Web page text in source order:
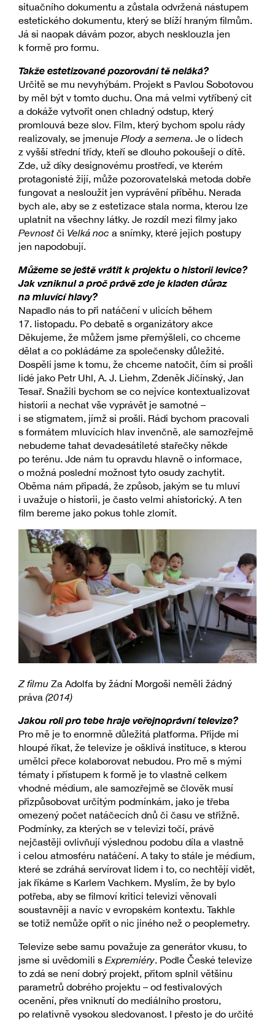
situačního dokumentu a zůstala odvržená nástupem
estetického dokumentu, který se blíží hraným filmům.
Já si naopak dávám pozor, abych nesklouzla jen
k formě pro formu.
Takže estetizované pozorování tě neláká?
Určitě se mu nevyhýbám. Projekt s Pavlou Sobotovou
by měl být v tomto duchu. Ona má velmi vytříbený cit
a dokáže vytvořit onen chladný odstup, který
promlouvá beze slov. Film, který bychom spolu rády
realizovaly, se jmenuje Plody a semena. Je o lidech
z vyšší střední třídy, kteří se dlouho pokoušejí o dítě.
Zde, už díky designovému prostředí, ve kterém
protagonisté žijí, může pozorovatelská metoda dobře
fungovat a nesloužit jen vyprávění příběhu. Nerada
bych ale, aby se z estetizace stala norma, kterou lze
uplatnit na všechny látky. Je rozdíl mezi filmy jako
Pevnost či Velká noc a snímky, které jejich postupy
jen napodobují.
Můžeme se ještě vrátit k projektu o historii levice?
Jak vzniknul a proč právě zde je kladen důraz
na mluvící hlavy?
Napadlo nás to při natáčení v ulicích během
17. listopadu. Po debatě s organizátory akce
Děkujeme, že můžem jsme přemýšleli, co chceme
dělat a co pokládáme za společensky důležité.
Dospěli jsme k tomu, že chceme natočit, čím si prošli
lidé jako Petr Uhl, A. J. Liehm, Zdeněk Jičínský, Jan
Tesař. Snažili bychom se co nejvíce kontextualizovat
historii a nechat vše vyprávět je samotné –
i se stigmatem, jímž si prošli. Rádi bychom pracovali
s formátem mluvících hlav invenčně, ale samozřejmě
nebudeme tahat devadesátileté stařečky někde
po terénu. Jde nám tu opravdu hlavně o informace,
o možná poslední možnost tyto osudy zachytit.
Oběma nám připadá, že způsob, jakým se tu mluví
i uvažuje o historii, je často velmi ahistorický. A ten
film bereme jako pokus tohle zlomit.
Z filmu Za Adolfa by žádní Morgoši neměli žádný
práva (2014)
Jakou roli pro tebe hraje veřejnoprávní televize?
Pro mě je to enormně důležitá platforma. Přijde mi
hloupé říkat, že televize je ošklivá instituce, s kterou
umělci přece kolaborovat nebudou. Pro mě s mými
tématy i přístupem k formě je to vlastně celkem
vhodné médium, ale samozřejmě se člověk musí
přizpůsobovat určitým podmínkám, jako je třeba
omezený počet natáčecích dnů či času ve střižně.
Podmínky, za kterých se v televizi točí, právě
nejčastěji ovlivňují výslednou podobu díla a vlastně
i celou atmosféru natáčení. A taky to stále je médium,
které se zdráhá servírovat lidem i to, co nechtějí vidět,
jak říkáme s Karlem Vachkem. Myslím, že by bylo
potřeba, aby se filmoví kritici televizi věnovali
soustavněji a navíc v evropském kontextu. Takhle
se totiž nemůže opřít o nic jiného než o peoplemetry.
Televize sebe samu považuje za generátor vkusu, to
jsme si uvědomili s Expremiéry. Podle České televize
to zdá se není dobrý projekt, přitom splnil většinu
parametrů dobrého projektu – od festivalových
ocenění, přes vniknutí do mediálního prostoru,
po relativně vysokou sledovanost. I přesto je do určité